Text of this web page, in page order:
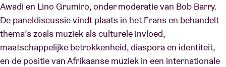
Awadi en Lino Grumiro, onder moderatie van Bob Barry.
De paneldiscussie vindt plaats in het Frans en behandelt
thema’s zoals muziek als culturele invloed,
maatschappelijke betrokkenheid, diaspora en identiteit,
en de positie van Afrikaanse muziek in een internationale